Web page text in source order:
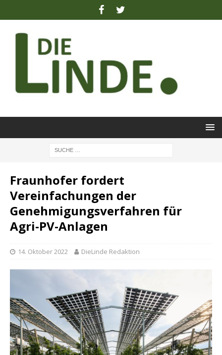
Fraunhofer fordert
Vereinfachungen der
Genehmigungsverfahren für
Agri-PV-Anlagen
14. Oktober 2022 DieLinde Redaktion